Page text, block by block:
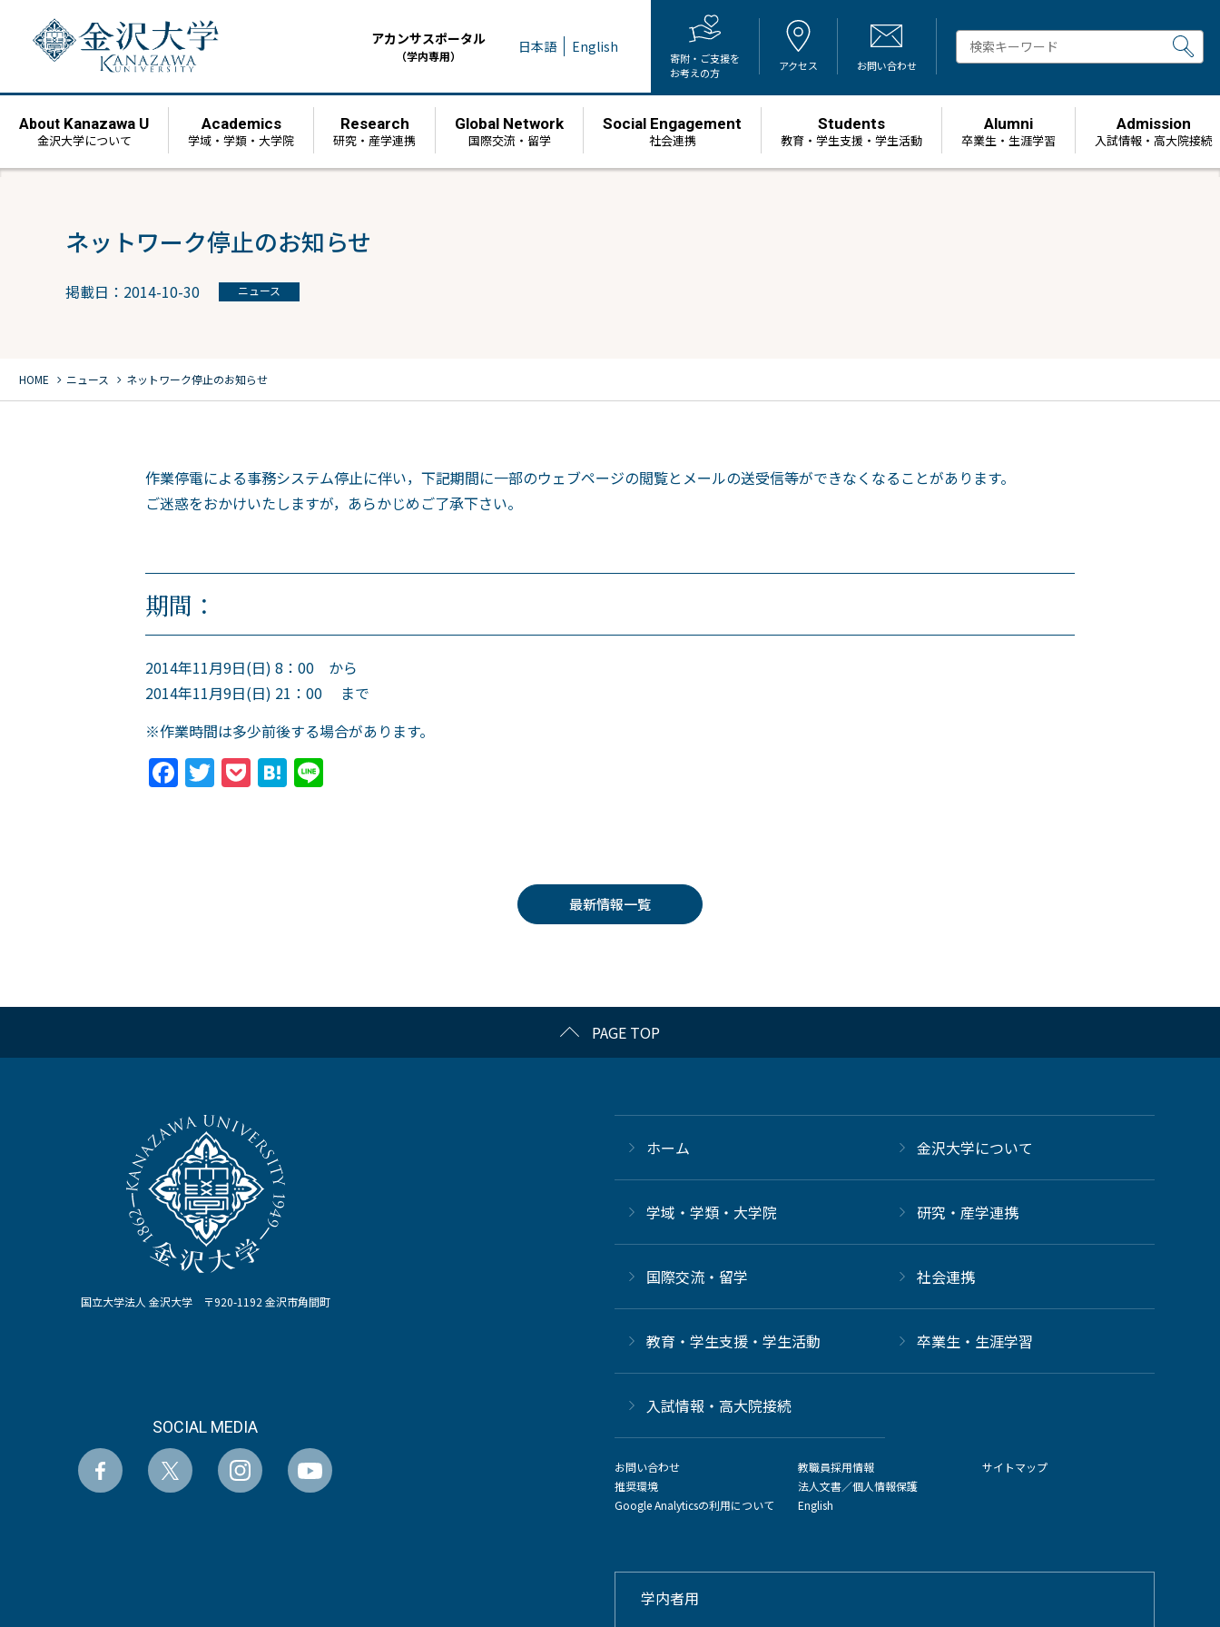
アカンサスポータル
（学内専用） 日本語 English
寄附・ご支援を
お考えの方
アクセス お問い合わせ
About Kanazawa U
金沢大学について
Academics
学域・学類・大学院
Research
研究・産学連携
Global Network
国際交流・留学
Social Engagement
社会連携
Students
教育・学生支援・学生活動
Alumni
卒業生・生涯学習
Admission
⼊試情報・高大院接続
ネットワーク停止のお知らせ
掲載日：2014-10-30 ニュース
HOME chevron_right ニュース chevron_right ネットワーク停止のお知らせ
作業停電による事務システム停止に伴い，下記期間に一部のウェブページの閲覧とメールの送受信等ができなくなることがあります。
ご迷惑をおかけいたしますが，あらかじめご了承下さい。
期間：
2014年11月9日(日) 8：00 から
2014年11月9日(日) 21：00 まで
※作業時間は多少前後する場合があります。
Facebook
Twitter
PocketHatena
最新情報一覧
PAGE TOP
国立大学法人 金沢大学 〒920-1192 金沢市角間町
SOCIAL MEDIA
ホーム 金沢大学について
学域・学類・大学院 研究・産学連携
国際交流・留学 社会連携
教育・学生支援・学生活動 卒業生・生涯学習
⼊試情報・高大院接続
お問い合わせ
推奨環境
Google Analyticsの利用について
教職員採用情報
法人文書／個人情報保護
English
サイトマップ
学内者用